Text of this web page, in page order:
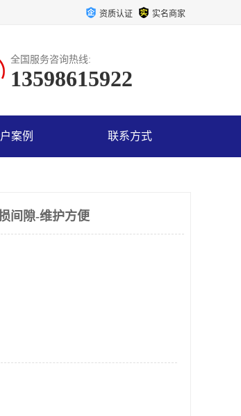
资质认证 实名商家
全国服务咨询热线:
13598615922
案例 联系方式
间隙-维护方便